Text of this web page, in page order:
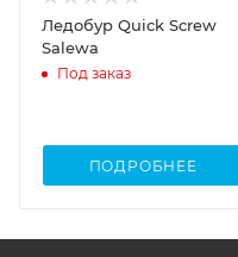
Ледобур Quick Screw
Salewa
Под заказ
ПОДРОБНЕЕ